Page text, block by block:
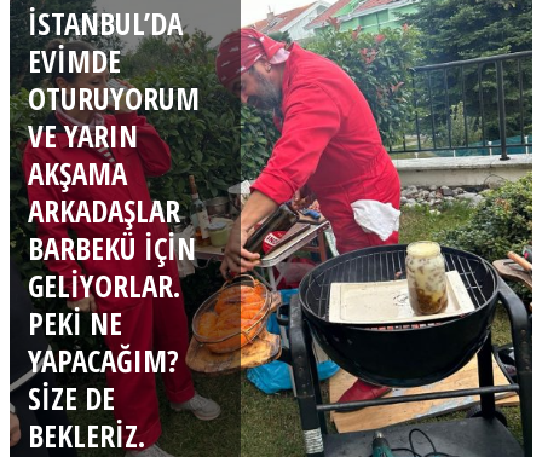
İSTANBUL’DA
EVIMDE
OTURUYORUM
VE YARIN
AKŞAMA
ARKADAŞLAR
BARBEKÜ IÇIN
GELIYORLAR.
PEKI NE
YAPACAĞIM?
SIZE DE
BEKLERIZ.